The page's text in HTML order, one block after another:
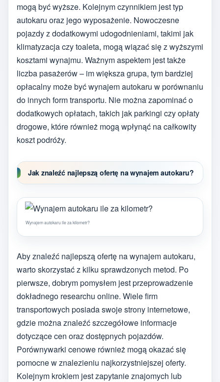
mogą być wyższe. Kolejnym czynnikiem jest typ
autokaru oraz jego wyposażenie. Nowoczesne
pojazdy z dodatkowymi udogodnieniami, takimi jak
klimatyzacja czy toaleta, mogą wiązać się z wyższymi
kosztami wynajmu. Ważnym aspektem jest także
liczba pasażerów – im większa grupa, tym bardziej
opłacalny może być wynajem autokaru w porównaniu
do innych form transportu. Nie można zapominać o
dodatkowych opłatach, takich jak parkingi czy opłaty
drogowe, które również mogą wpłynąć na całkowity
koszt podróży.
Jak znaleźć najlepszą ofertę na wynajem autokaru?
Wynajem autokaru ile za kilometr?
Aby znaleźć najlepszą ofertę na wynajem autokaru,
warto skorzystać z kilku sprawdzonych metod. Po
pierwsze, dobrym pomysłem jest przeprowadzenie
dokładnego researchu online. Wiele firm
transportowych posiada swoje strony internetowe,
gdzie można znaleźć szczegółowe informacje
dotyczące cen oraz dostępnych pojazdów.
Porównywarki cenowe również mogą okazać się
pomocne w znalezieniu najkorzystniejszej oferty.
Kolejnym krokiem jest zapytanie znajomych lub